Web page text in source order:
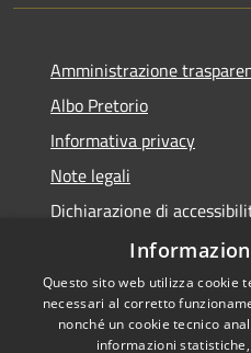
Amministrazione
Albo Pretorio
Informativa privacy
Note legali
Dichiarazione di
Dichiarazione di
Questo sito web utilizza cookie
necessari al corretto
nonché un cookie tecnico
informazioni